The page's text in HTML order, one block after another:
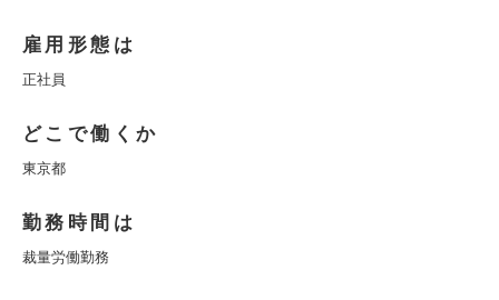
雇用形態は
正社員
どこで働くか
東京都
勤務時間は
裁量労働勤務